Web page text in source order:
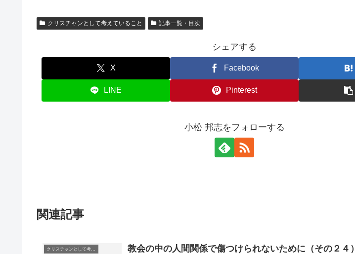
クリスチャンとして考えていること 記事一覧・目次
シェアする
X Facebook
LINE Pinterest
小松 邦志をフォローする
関連記事
教会の中の人間関係で傷つけられないために（その２４）